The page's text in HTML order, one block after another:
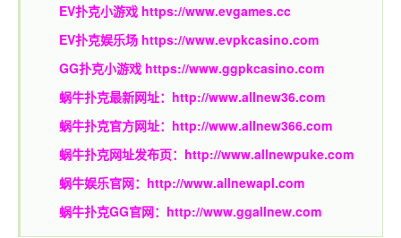
EV扑克小游戏 https://www.evgames.cc
EV扑克娱乐场 https://www.evpkcasino.com
GG扑克小游戏 https://www.ggpkcasino.com
蜗牛扑克最新网址： http://www.allnew36.com
蜗牛扑克官方网址： http://www.allnew366.com
蜗牛扑克网址发布页： http://www.allnewpuke.com
蜗牛娱乐官网： http://www.allnewapl.com
蜗牛扑克GG官网： http://www.ggallnew.com